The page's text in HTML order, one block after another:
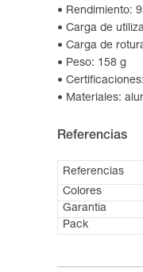
Rendimiento:
Carga de
Carga de
Peso: 158 g
Materiales:
Referencias
Referencias
Colores
Garantía
Pack